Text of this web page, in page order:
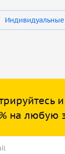
Индивидуальные
на любую